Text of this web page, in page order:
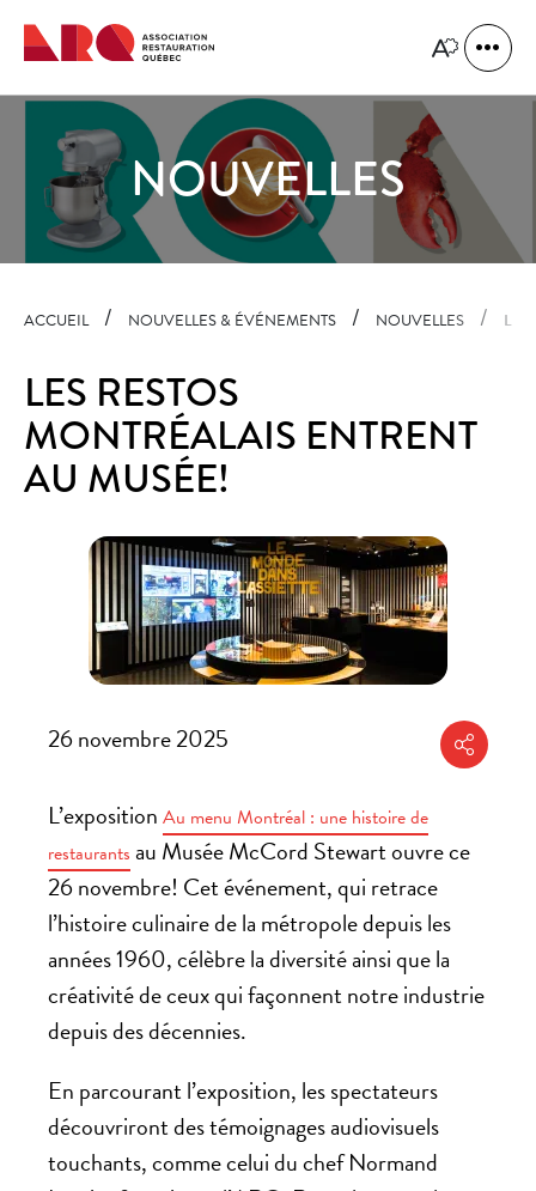
Navigation
rapide
Ouvrir
menu
Ouvrir
la
NOUVELLES
ACCUEIL NOUVELLES & ÉVÉNEMENTS NOUVELLES
LES RESTOS
MONTRÉALAIS ENTRENT
AU MUSÉE!
26 novembre 2025 Partager
L’exposition Au menu Montréal : une histoire de
restaurants au Musée McCord Stewart ouvre ce
26 novembre! Cet événement, qui retrace
l’histoire culinaire de la métropole depuis les
années 1960, célèbre la diversité ainsi que la
créativité de ceux qui façonnent notre industrie
depuis des décennies.
En parcourant l’exposition, les spectateurs
découvriront des témoignages audiovisuels
touchants, comme celui du chef Normand